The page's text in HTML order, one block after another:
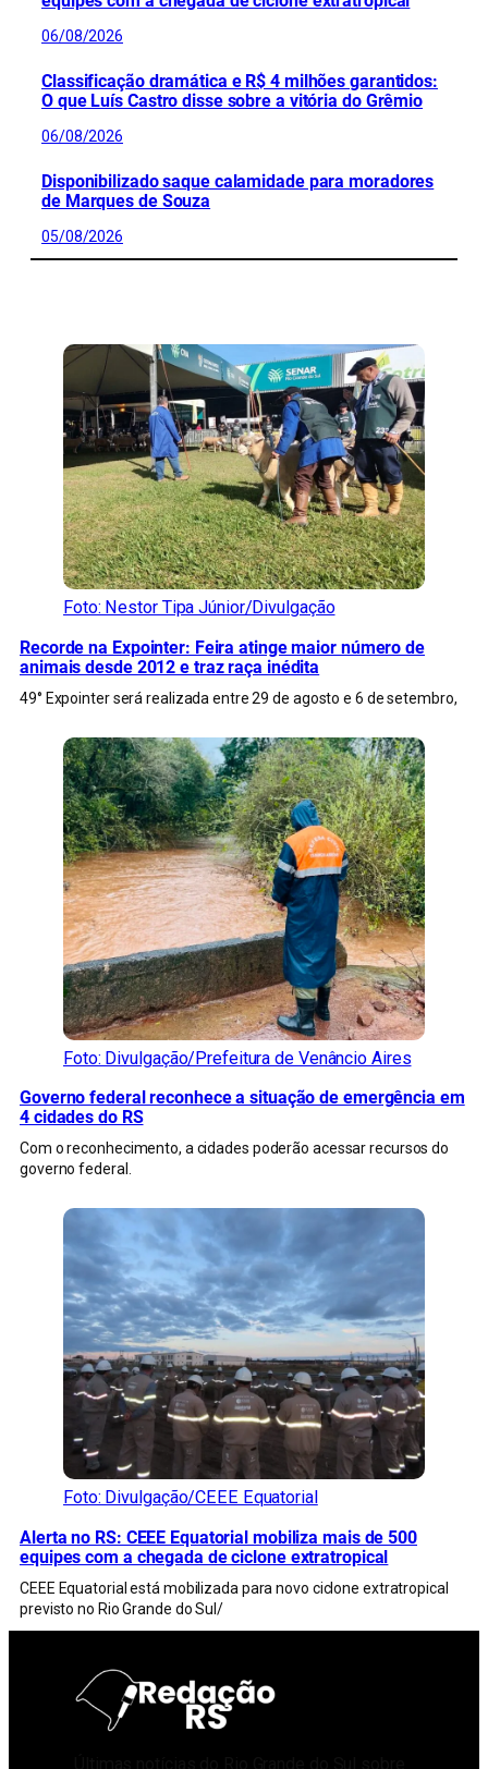
06/08/2026
Classificação dramática e R$ 4 milhões garantidos:
O que Luís Castro disse sobre a vitória do Grêmio
06/08/2026
Disponibilizado saque calamidade para moradores
de Marques de Souza
05/08/2026
Foto: Nestor Tipa Júnior/Divulgação
Recorde na Expointer: Feira atinge maior número de
animais desde 2012 e traz raça inédita
49° Expointer será realizada entre 29 de agosto e 6 de setembro,
Foto: Divulgação/Prefeitura de Venâncio Aires
Governo federal reconhece a situação de emergência em
4 cidades do RS
Com o reconhecimento, a cidades poderão acessar recursos do
governo federal.
Foto: Divulgação/CEEE Equatorial
Alerta no RS: CEEE Equatorial mobiliza mais de 500
equipes com a chegada de ciclone extratropical
CEEE Equatorial está mobilizada para novo ciclone extratropical
previsto no Rio Grande do Sul/